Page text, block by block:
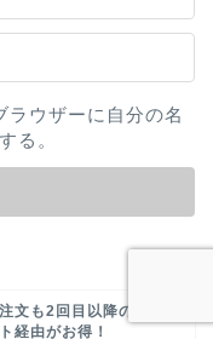
ラウザーに自分の名
る。
文も2回目以降の注文
経由がお得！